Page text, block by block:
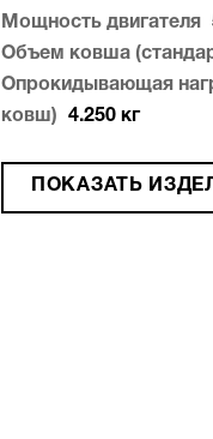
Мощность двигателя
Объем ковша
Опрокидывающая
ковш)
4.250 кг
ПОКАЗАТЬ